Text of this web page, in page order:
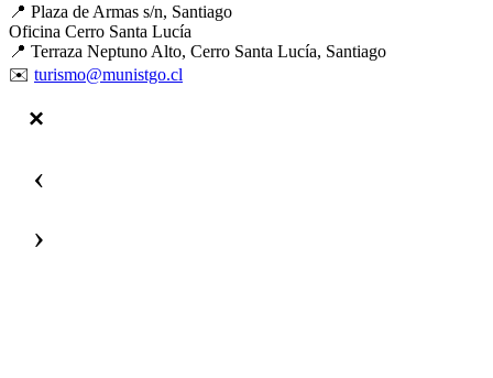
📍 Plaza de Armas s/n, Santiago
Oficina Cerro Santa Lucía
📍 Terraza Neptuno Alto, Cerro Santa Lucía, Santiago
✉️ turismo@munistgo.cl
‹
›